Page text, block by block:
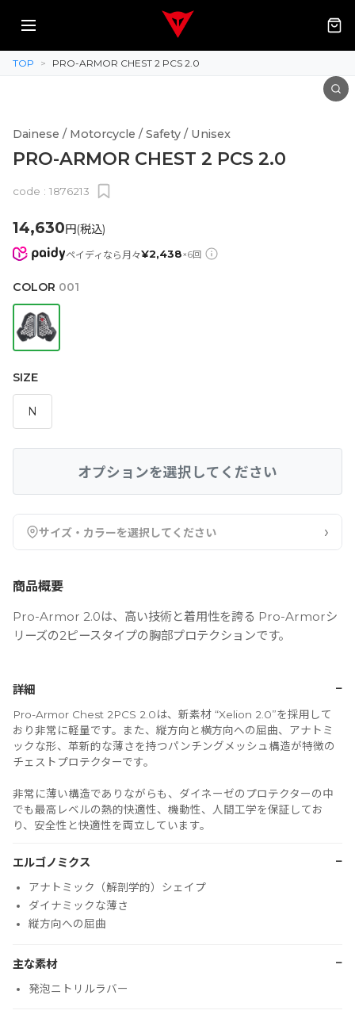
TOP > PRO-ARMOR CHEST 2 PCS 2.0
Dainese / Motorcycle / Safety / Unisex
PRO-ARMOR CHEST 2 PCS 2.0
code : 1876213
14,630円(税込)
ペイディなら月々¥2,438×6回
COLOR 001
SIZE
N
オプションを選択してください
サイズ・カラーを選択してください ›
商品概要
Pro-Armor 2.0は、高い技術と着用性を誇る Pro-Armorシ
リーズの2ピースタイプの胸部プロテクションです。
詳細 −
Pro-Armor Chest 2PCS 2.0は、新素材 “Xelion 2.0”を採用して
おり非常に軽量です。また、縦方向と横方向への屈曲、アナトミ
ックな形、革新的な薄さを持つパンチングメッシュ構造が特徴の
チェストプロテクターです。
非常に薄い構造でありながらも、ダイネーゼのプロテクターの中
でも最高レベルの熱的快適性、機動性、人間工学を保証してお
り、安全性と快適性を両立しています。
エルゴノミクス −
アナトミック（解剖学的）シェイプ
ダイナミックな薄さ
縦方向への屈曲
主な素材 −
発泡ニトリルラバー